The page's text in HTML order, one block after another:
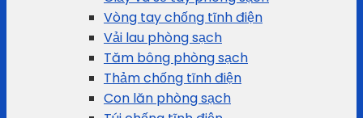
Vòng tay chống tĩnh điện
Vải lau phòng sạch
Tăm bông phòng sạch
Thảm chống tĩnh điện
Con lăn phòng sạch